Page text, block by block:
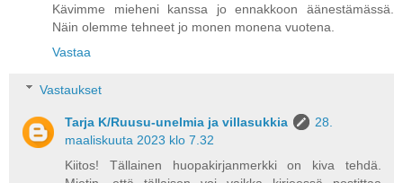
Kävimme mieheni kanssa jo ennakkoon äänestämässä.
Näin olemme tehneet jo monen monena vuotena.
Vastaa
Vastaukset
Tarja K/Ruusu-unelmia ja villasukkia
28.
maaliskuuta 2023 klo 7.32
Kiitos! Tällainen huopakirjanmerkki on kiva tehdä.